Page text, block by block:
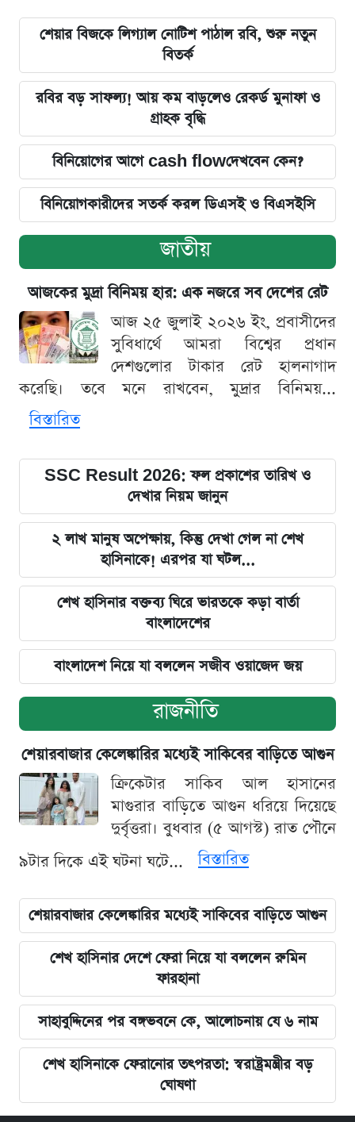
শেয়ার বিজকে লিগ্যাল নোটিশ পাঠাল রবি, শুরু নতুন
বিতর্ক
রবির বড় সাফল্য! আয় কম বাড়লেও রেকর্ড মুনাফা ও
গ্রাহক বৃদ্ধি
বিনিয়োগের আগে cash flowদেখবেন কেন?
বিনিয়োগকারীদের সতর্ক করল ডিএসই ও বিএসইসি
জাতীয়
আজকের মুদ্রা বিনিময় হার: এক নজরে সব দেশের রেট
আজ ২৫ জুলাই ২০২৬ ইং, প্রবাসীদের
সুবিধার্থে আমরা বিশ্বের প্রধান
দেশগুলোর টাকার রেট হালনাগাদ
করেছি। তবে মনে রাখবেন, মুদ্রার বিনিময়...
বিস্তারিত
SSC Result 2026: ফল প্রকাশের তারিখ ও
দেখার নিয়ম জানুন
২ লাখ মানুষ অপেক্ষায়, কিন্তু দেখা গেল না শেখ
হাসিনাকে! এরপর যা ঘটল...
শেখ হাসিনার বক্তব্য ঘিরে ভারতকে কড়া বার্তা
বাংলাদেশের
বাংলাদেশ নিয়ে যা বললেন সজীব ওয়াজেদ জয়
রাজনীতি
শেয়ারবাজার কেলেঙ্কারির মধ্যেই সাকিবের বাড়িতে আগুন
ক্রিকেটার সাকিব আল হাসানের
মাগুরার বাড়িতে আগুন ধরিয়ে দিয়েছে
দুর্বৃত্তরা। বুধবার (৫ আগস্ট) রাত পৌনে
৯টার দিকে এই ঘটনা ঘটে...
বিস্তারিত
শেয়ারবাজার কেলেঙ্কারির মধ্যেই সাকিবের বাড়িতে আগুন
শেখ হাসিনার দেশে ফেরা নিয়ে যা বললেন রুমিন
ফারহানা
সাহাবুদ্দিনের পর বঙ্গভবনে কে, আলোচনায় যে ৬ নাম
শেখ হাসিনাকে ফেরানোর তৎপরতা: স্বরাষ্ট্রমন্ত্রীর বড়
ঘোষণা